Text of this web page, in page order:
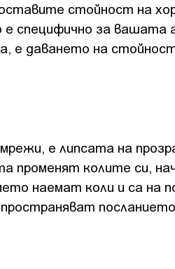
стойност на
специфично за вашата
е даването на
е липсата на
променят колите си,
наемат коли и са на
посланието